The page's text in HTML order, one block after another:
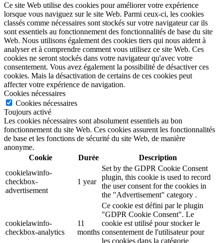
Ce site Web utilise des cookies pour améliorer votre expérience
lorsque vous naviguez sur le site Web. Parmi ceux-ci, les cookies
classés comme nécessaires sont stockés sur votre navigateur car ils
sont essentiels au fonctionnement des fonctionnalités de base du site
Web. Nous utilisons également des cookies tiers qui nous aident à
analyser et à comprendre comment vous utilisez ce site Web. Ces
cookies ne seront stockés dans votre navigateur qu'avec votre
consentement. Vous avez également la possibilité de désactiver ces
cookies. Mais la désactivation de certains de ces cookies peut
affecter votre expérience de navigation.
Cookies nécessaires
Cookies nécessaires
Toujours activé
Les cookies nécessaires sont absolument essentiels au bon
fonctionnement du site Web. Ces cookies assurent les fonctionnalités
de base et les fonctions de sécurité du site Web, de manière
anonyme.
Cookie
Durée
Description
cookielawinfo-
checkbox-
advertisement
1 year
Set by the GDPR Cookie Consent
plugin, this cookie is used to record
the user consent for the cookies in
the "Advertisement" category .
cookielawinfo-
checkbox-analytics
11
months
Ce cookie est défini par le plugin
"GDPR Cookie Consent". Le
cookie est utilisé pour stocker le
consentement de l'utilisateur pour
les cookies dans la catégorie